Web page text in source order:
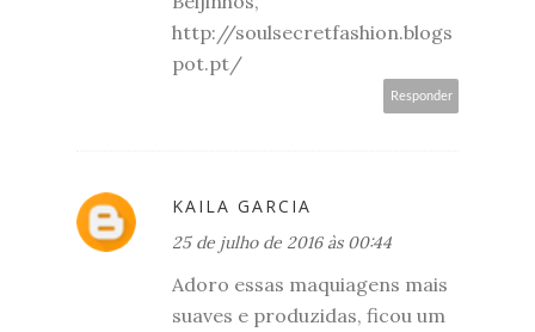
http://soulsecretfashion.blogs
pot.pt/
Responder
KAILA GARCIA
25 de julho de 2016 às 00:44
Adoro essas maquiagens mais
suaves e produzidas, ficou um